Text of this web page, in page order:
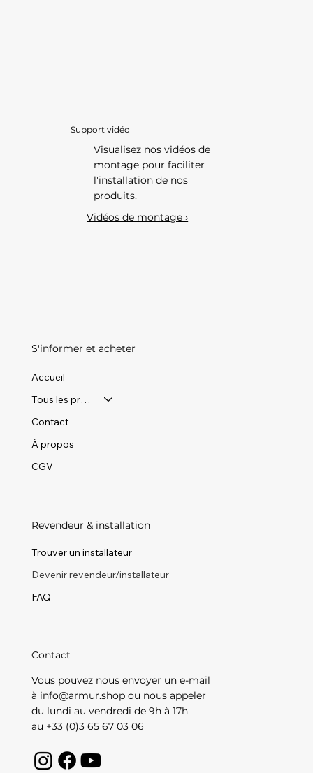
Support vidéo
Visualisez nos vidéos de
montage pour faciliter
l'installation de nos
produits.
Vidéos de montage ›
S'informer et acheter
Accueil
Tous les produits
Contact
À propos
CGV
Revendeur & installation
Trouver un installateur
Devenir revendeur/installateur
FAQ
Contact
Vous pouvez nous envoyer un e-mail
à info@armur.shopou nous appeler
du lundi au vendredi de 9h à 17h
au +33 (0)3 65 67 03 06